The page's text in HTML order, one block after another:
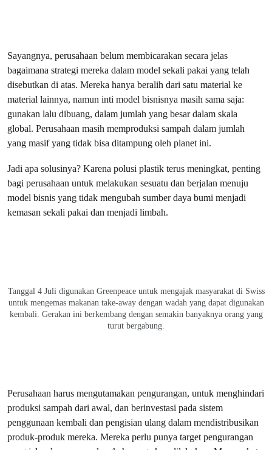
Sayangnya, perusahaan belum membicarakan secara jelas
bagaimana strategi mereka dalam model sekali pakai yang telah
disebutkan di atas. Mereka hanya beralih dari satu material ke
material lainnya, namun inti model bisnisnya masih sama saja:
gunakan lalu dibuang, dalam jumlah yang besar dalam skala
global. Perusahaan masih memproduksi sampah dalam jumlah
yang masif yang tidak bisa ditampung oleh planet ini.
Jadi apa solusinya? Karena polusi plastik terus meningkat, penting
bagi perusahaan untuk melakukan sesuatu dan berjalan menuju
model bisnis yang tidak mengubah sumber daya bumi menjadi
kemasan sekali pakai dan menjadi limbah.
Tanggal 4 Juli digunakan Greenpeace untuk mengajak masyarakat di Swiss
untuk mengemas makanan take-away dengan wadah yang dapat digunakan
kembali. Gerakan ini berkembang dengan semakin banyaknya orang yang
turut bergabung.
Perusahaan harus mengutamakan pengurangan, untuk menghindari
produksi sampah dari awal, dan berinvestasi pada sistem
penggunaan kembali dan pengisian ulang dalam mendistribusikan
produk-produk mereka. Mereka perlu punya target pengurangan